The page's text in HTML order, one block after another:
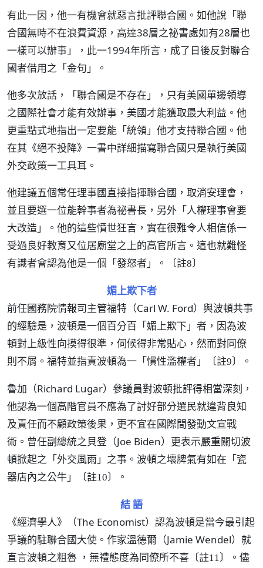
有此一因，他一有機會就惡言批評聯合國。如他說「聯
合國無時不在浪費資源，高達38層之祕書處如有28層也
一樣可以辦事」，此一1994年所言，成了日後反對聯合
國者借用之「金句」。
他多次放話，「聯合國是不存在」，只有美國單邊領導
之國際社會才能有效辦事，美國才能獲取最大利益。他
更重點式地指出一定要能「統領」他才支持聯合國。他
在其《絕不投降》一書中詳細描寫聯合國只是執行美國
外交政策一工具耳。
他建議五個常任理事國直接指揮聯合國，取消安理會，
並且要選一位能幹事者為祕書長，另外「人權理事會要
大改造」。他的這些憤世狂言，實在很難令人相信係一
受過良好教育又位居廟堂之上的高官所言。這也就難怪
有識者會認為他是一個「發怒者」。
〔註8〕
媚上欺下者
前任國務院情報司主管福特（Carl W. Ford）與波頓共事
的經驗是，波頓是一個百分百「媚上欺下」者，因為波
頓對上級性向摸得很準，伺候得非常貼心，然而對同僚
則不屑。福特並指責波頓為一「慣性濫權者」
〔註9〕 。
魯加（Richard Lugar）參議員對波頓批評得相當深刻，
他認為一個高階官員不應為了討好部分選民就違背良知
及責任而不顧政策後果，更不宜在國際間發動文宣戰
術。曾任副總統之貝登（Joe Biden）更表示嚴重關切波
頓掀起之「外交風雨」之事。波頓之壞脾氣有如在「瓷
器店內之公牛」
〔註10〕 。
結 語
《經濟學人》（The Economist）認為波頓是當今最引起
爭議的駐聯合國大使。作家溫德爾（Jamie Wendel）就
直言波頓之粗魯 ，無禮態度為同僚所不喜 〔註11〕
。儘